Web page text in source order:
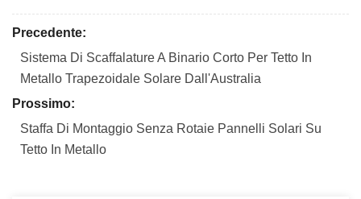
Precedente:
Sistema Di Scaffalature A Binario Corto Per Tetto In
Metallo Trapezoidale Solare Dall'Australia
Prossimo:
Staffa Di Montaggio Senza Rotaie Pannelli Solari Su
Tetto In Metallo